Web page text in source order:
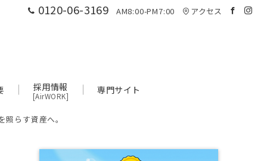
0120-06-3169 AM8:00-PM7:00 アクセス
採用情報
[AirWORK]
専門サイト
らす資産へ。